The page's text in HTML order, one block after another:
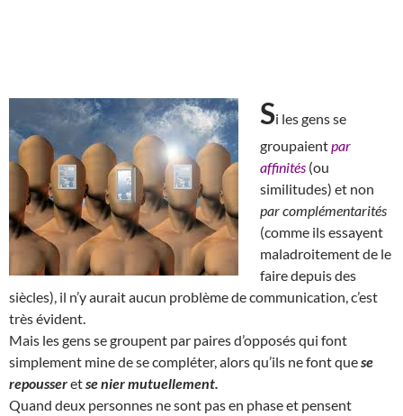
Si les gens se
groupaientpar
affinités (ou
similitudes) et non
par complémentarités
(comme ils essayent
maladroitement de le
faire depuis des
siècles), il n’y aurait aucun problème de communication, c’est
très évident.
Mais les gens se groupent par paires d’opposés qui font
simplement mine de se compléter, alors qu’ils ne font quese
repousseretse nier mutuellement.
Quand deux personnes ne sont pas en phase et pensent